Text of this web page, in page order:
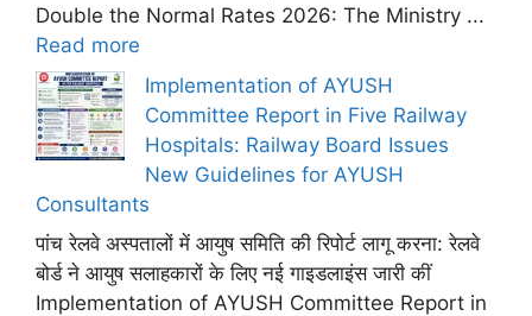
Double the Normal Rates 2026: The Ministry ...
Read more
Implementation of AYUSH
Committee Report in Five Railway
Hospitals: Railway Board Issues
New Guidelines for AYUSH
Consultants
पांच रेलवे अस्पतालों में आयुष समिति की रिपोर्ट लागू करना: रेलवे
बोर्ड ने आयुष सलाहकारों के लिए नई गाइडलाइंस जारी कीं
Implementation of AYUSH Committee Report in